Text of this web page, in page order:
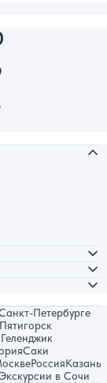
Петербурге
Пятигорск
Геленджик
Саки
РоссияКазань
Экскурсии в Сочи